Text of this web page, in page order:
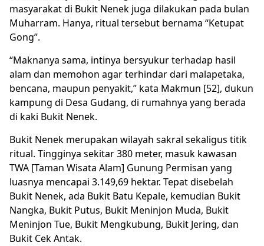
masyarakat di Bukit Nenek juga dilakukan pada bulan
Muharram. Hanya, ritual tersebut bernama “Ketupat
Gong”.
“Maknanya sama, intinya bersyukur terhadap hasil
alam dan memohon agar terhindar dari malapetaka,
bencana, maupun penyakit,” kata Makmun [52], dukun
kampung di Desa Gudang, di rumahnya yang berada
di kaki Bukit Nenek.
Bukit Nenek merupakan wilayah sakral sekaligus titik
ritual. Tingginya sekitar 380 meter, masuk kawasan
TWA [Taman Wisata Alam] Gunung Permisan yang
luasnya mencapai 3.149,69 hektar. Tepat disebelah
Bukit Nenek, ada Bukit Batu Kepale, kemudian Bukit
Nangka, Bukit Putus, Bukit Meninjon Muda, Bukit
Meninjon Tue, Bukit Mengkubung, Bukit Jering, dan
Bukit Cek Antak.